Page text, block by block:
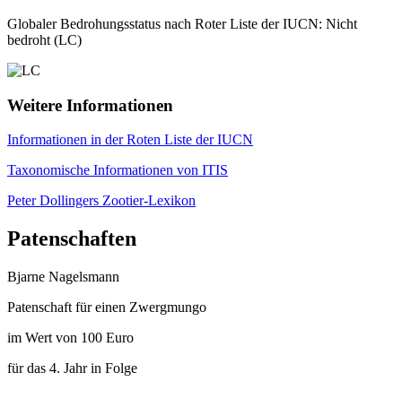
Globaler Bedrohungsstatus nach Roter Liste der IUCN: Nicht
bedroht (LC)
Weitere Informationen
Informationen in der Roten Liste der IUCN
Taxonomische Informationen von ITIS
Peter Dollingers Zootier-Lexikon
Patenschaften
Bjarne Nagelsmann
Patenschaft für einen Zwergmungo
im Wert von 100 Euro
für das 4. Jahr in Folge